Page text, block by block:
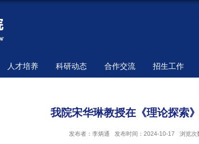
人才培养 科研动态 合作交流 招生工作
我院宋华琳教授在《理论探索
发布者：李炳通 发布时间：2024-10-17 浏览次